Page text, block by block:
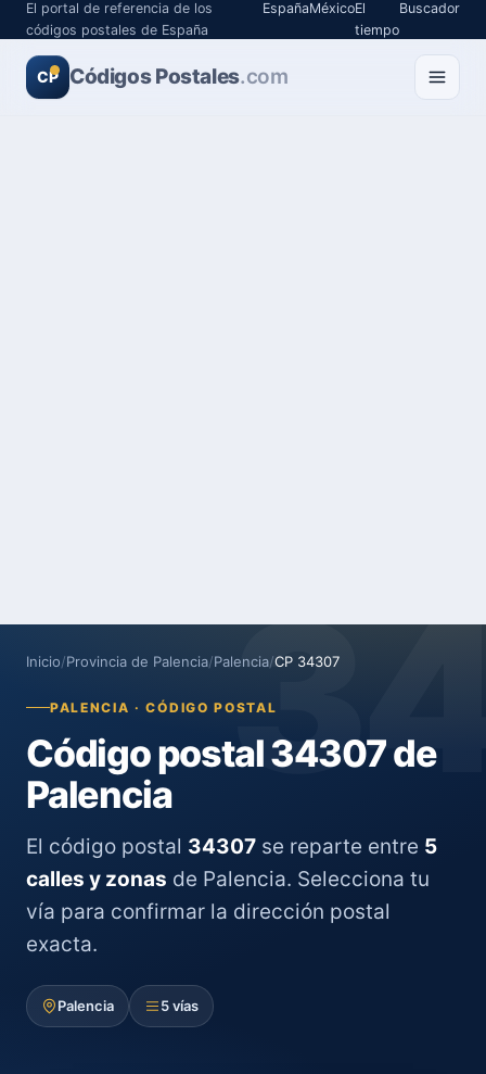
El portal de referencia de los
códigos postales de España
EspañaMéxicoEl
tiempo
Buscador
CP Códigos Postales.com
Inicio/Provincia de Palencia/Palencia/CP 34307
PALENCIA · CÓDIGO POSTAL
Código postal 34307 de
Palencia
El código postal 34307 se reparte entre 5
calles y zonas de Palencia. Selecciona tu
vía para confirmar la dirección postal
exacta.
Palencia 5 vías